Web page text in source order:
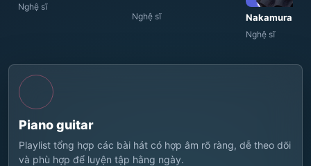
Nghệ sĩ
Nghệ sĩ Nakamura
Nghệ sĩ
Piano guitar
Playlist tổng hợp các bài hát có hợp âm rõ ràng, dễ theo dõi
và phù hợp để luyện tập hằng ngày.